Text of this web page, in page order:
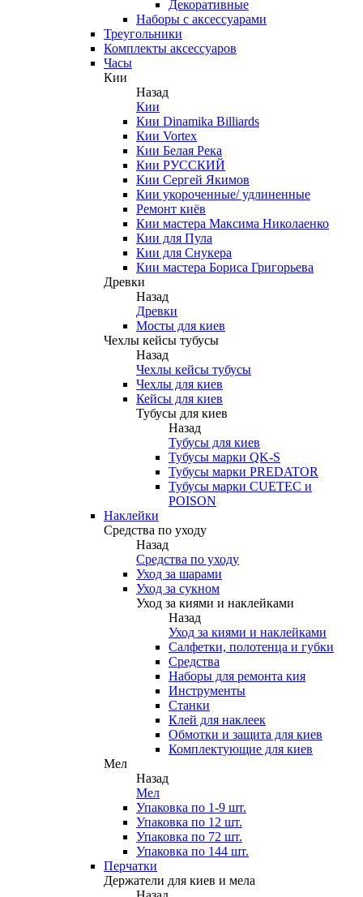
Декоративные
Наборы с аксессуарами
Треугольники
Комплекты аксессуаров
Часы
Кии
Назад
Кии
Кии Dinamika Billiards
Кии Vortex
Кии Белая Река
Кии РУССКИЙ
Кии Сергей Якимов
Кии укороченные/ удлиненные
Ремонт киёв
Кии мастера Максима Николаенко
Кии для Пула
Кии для Снукера
Кии мастера Бориса Григорьева
Древки
Назад
Древки
Мосты для киев
Чехлы кейсы тубусы
Назад
Чехлы кейсы тубусы
Чехлы для киев
Кейсы для киев
Тубусы для киев
Назад
Тубусы для киев
Тубусы марки QK-S
Тубусы марки PREDATOR
Тубусы марки CUETEC и
POISON
Наклейки
Средства по уходу
Назад
Средства по уходу
Уход за шарами
Уход за сукном
Уход за киями и наклейками
Назад
Уход за киями и наклейками
Салфетки, полотенца и губки
Средства
Наборы для ремонта кия
Инструменты
Станки
Клей для наклеек
Обмотки и защита для киев
Комплектующие для киев
Мел
Назад
Мел
Упаковка по 1-9 шт.
Упаковка по 12 шт.
Упаковка по 72 шт.
Упаковка по 144 шт.
Перчатки
Держатели для киев и мела